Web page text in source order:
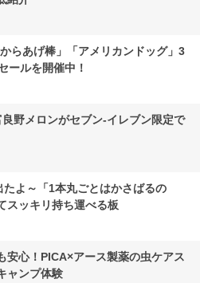
らあげ棒」「アメリカンドッグ」3
ールを開催中！
野メロンがセブン‐イレブン限定で
たよ～「1本丸ごとはかさばるの
スッキリ持ち運べる板
安心！PICA×アース製薬の虫ケアス
ャンプ体験